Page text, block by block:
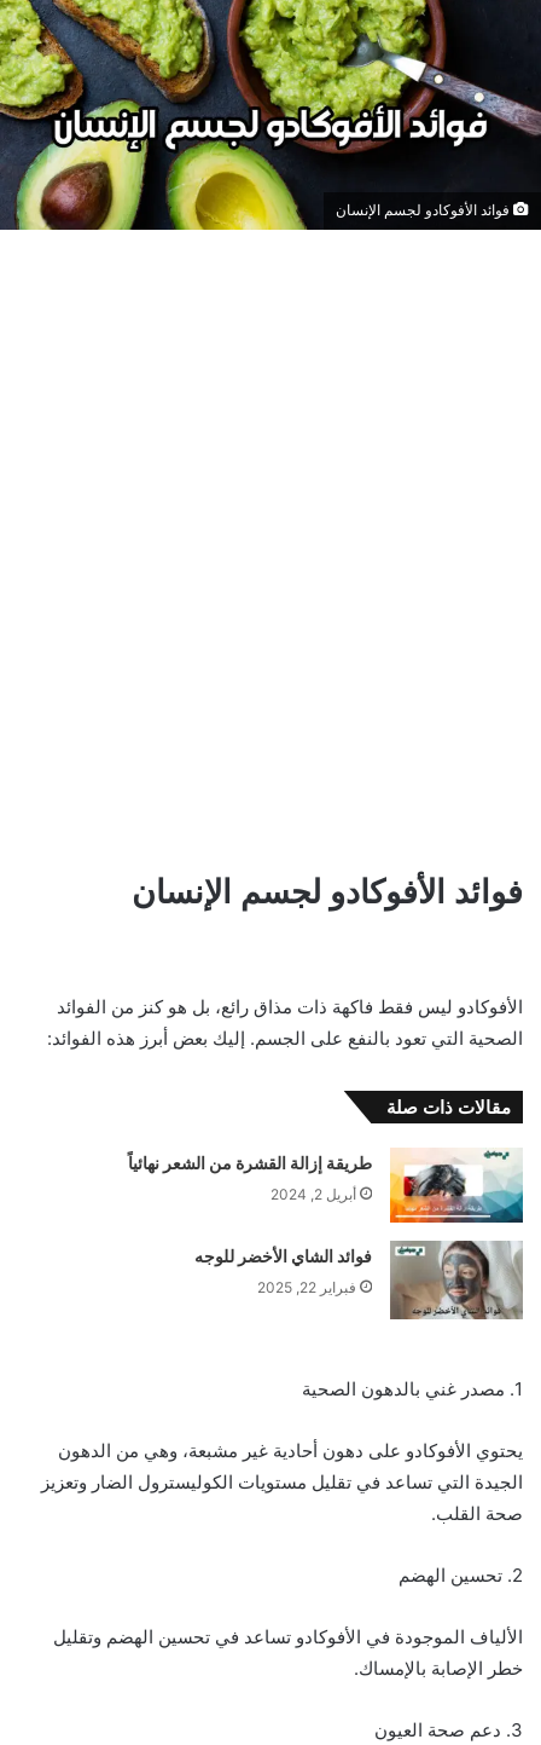
فوائد الأفوكادو لجسم الإنسان
فوائد الأفوكادو لجسم الإنسان
الأفوكادو ليس فقط فاكهة ذات مذاق رائع، بل هو كنز من الفوائد
الصحية التي تعود بالنفع على الجسم. إليك بعض أبرز هذه الفوائد:
مقالات ذات صلة
طريقة إزالة القشرة من الشعر نهائياً
أبريل 2, 2024
فوائد الشاي الأخضر للوجه
فبراير 22, 2025
1. مصدر غني بالدهون الصحية
يحتوي الأفوكادو على دهون أحادية غير مشبعة، وهي من الدهون
الجيدة التي تساعد في تقليل مستويات الكوليسترول الضار وتعزيز
صحة القلب.
2. تحسين الهضم
الألياف الموجودة في الأفوكادو تساعد في تحسين الهضم وتقليل
خطر الإصابة بالإمساك.
3. دعم صحة العيون